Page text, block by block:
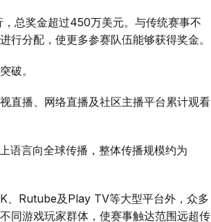
总奖金超过450万美元。与传统赛事不
行分配，使更多参赛队伍能够获得奖金。
破。
直播、网络直播及社区主播平台累计观看
语言向全球传播，整体传播规模约为
、Rutube及Play TV等大型平台外，众多
同游戏玩家群体，使赛事触达范围远超传